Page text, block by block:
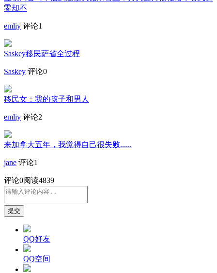
零却不
emliy 评论1
Saskey移民萨省全过程
Saskey 评论0
移民女：我的孩子和男人
emliy 评论2
来加拿大五年，我觉得自己很失败......
jane 评论1
评论0阅读4839
提交
QQ好友
QQ空间